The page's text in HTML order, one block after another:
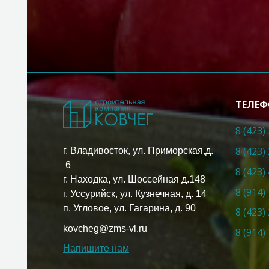
г. Владивосток, ул. Приморская,д.
6
г. Находка, ул. Шоссейная д.148
г. Уссурийск, ул. Кузнечная, д. 14
п. Угловое, ул. Гагарина, д. 90
kovcheg@zms-vl.ru
Напишите нам
8
8 (423)
8 (423)
8 (914)
8 (423)
8 (914)